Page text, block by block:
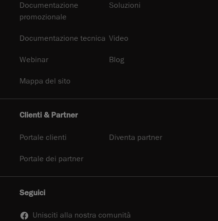
Documentazione
promozionale
Soluzioni
Documentazione tecnica Video
Webinar Blog
Mappa del sito
Clienti & Partner
Portale clienti Diventa partner
Portale dei partner
Seguici
Unisciti alla nostra comunità